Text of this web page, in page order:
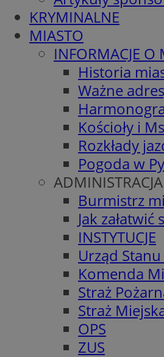
KRYMINALNE
MIASTO
INFORMACJE O
Historia
Ważne
Kościoły i
Rozkłady
Pogoda w
ADMINISTRACJA
Burmistrz
Jak
INSTYTUCJE
Urząd
Komenda
Straż
Straż
OPS
ZUS